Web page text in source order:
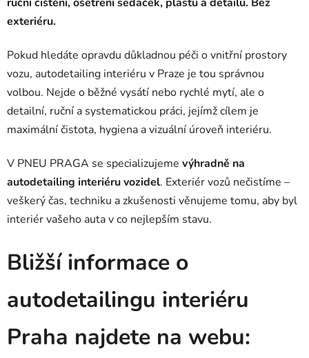
exteriéru.
Pokud hledáte opravdu důkladnou péči o vnitřní prostory
vozu, autodetailing interiéru v Praze je tou správnou
volbou. Nejde o běžné vysátí nebo rychlé mytí, ale o
detailní, ruční a systematickou práci, jejímž cílem je
maximální čistota, hygiena a vizuální úroveň interiéru.
V PNEU PRAGA se specializujeme výhradně na
autodetailing interiéru vozidel. Exteriér vozů nečistíme –
veškerý čas, techniku a zkušenosti věnujeme tomu, aby byl
interiér vašeho auta v co nejlepším stavu.
Bližší informace o
autodetailingu interiéru
Praha najdete na webu: